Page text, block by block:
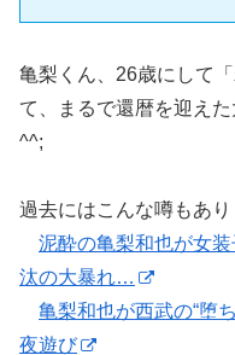
亀梨くん、26歳にして
て、まるで還暦を迎え
^^;
過去にはこんな噂もあり
泥酔の亀梨和也が女
汰の大暴れ…
亀梨和也が西武の“堕
夜遊び